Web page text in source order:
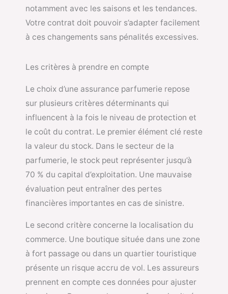
notamment avec les saisons et les tendances.
Votre contrat doit pouvoir s’adapter facilement
à ces changements sans pénalités excessives.
Les critères à prendre en compte
Le choix d’une assurance parfumerie repose
sur plusieurs critères déterminants qui
influencent à la fois le niveau de protection et
le coût du contrat. Le premier élément clé reste
la valeur du stock. Dans le secteur de la
parfumerie, le stock peut représenter jusqu’à
70 % du capital d’exploitation. Une mauvaise
évaluation peut entraîner des pertes
financières importantes en cas de sinistre.
Le second critère concerne la localisation du
commerce. Une boutique située dans une zone
à fort passage ou dans un quartier touristique
présente un risque accru de vol. Les assureurs
prennent en compte ces données pour ajuster